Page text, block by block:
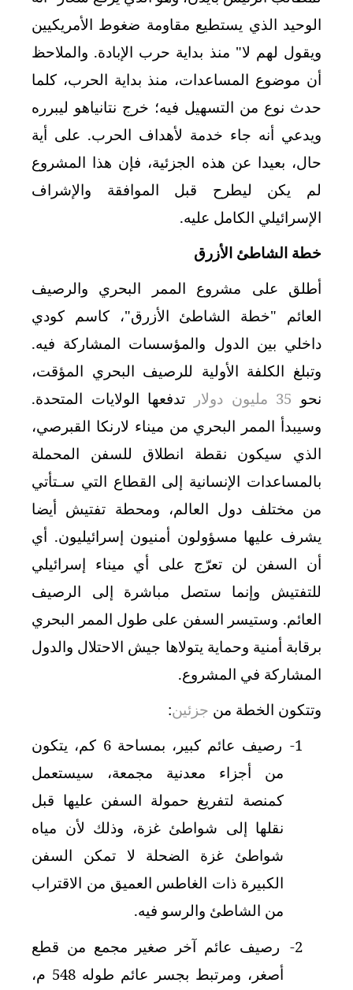
الوحيد الذي يستطيع مقاومة ضغوط الأمريكيين
ويقول لهم لا" منذ بداية حرب الإبادة. والملاحظ
أن موضوع المساعدات، منذ بداية الحرب، كلما
حدث نوع من التسهيل فيه؛ خرج نتانياهو ليبرره
ويدعي أنه جاء خدمة لأهداف الحرب. على أية
حال، بعيدا عن هذه الجزئية، فإن هذا المشروع
لم يكن ليطرح قبل الموافقة والإشراف
الإسرائيلي الكامل عليه.
خطة الشاطئ الأزرق
أطلق على مشروع الممر البحري والرصيف
العائم "خطة الشاطئ الأزرق"، كاسم كودي
داخلي بين الدول والمؤسسات المشاركة فيه.
وتبلغ الكلفة الأولية للرصيف البحري المؤقت،
نحو 35 مليون دولار
تدفعها الولايات المتحدة.
وسيبدأ الممر البحري من ميناء لارنكا القبرصي،
الذي سيكون نقطة انطلاق للسفن المحملة
بالمساعدات الإنسانية إلى القطاع التي سـتأتي
من مختلف دول العالم، ومحطة تفتيش أيضا
يشرف عليها مسؤولون أمنيون إسرائيليون. أي
أن السفن لن تعرّج على أي ميناء إسرائيلي
للتفتيش وإنما ستصل مباشرة إلى الرصيف
العائم. وستيسر السفن على طول الممر البحري
برقابة أمنية وحماية يتولاها جيش الاحتلال والدول
المشاركة في المشروع.
وتتكون الخطة من جزئين:
1-
رصيف عائم كبير، بمساحة 6 كم، يتكون
من أجزاء معدنية مجمعة، سيستعمل
كمنصة لتفريغ حمولة السفن عليها قبل
نقلها إلى شواطئ غزة، وذلك لأن مياه
شواطئ غزة الضحلة لا تمكن السفن
الكبيرة ذات الغاطس العميق من الاقتراب
من الشاطئ والرسو فيه.
2-
رصيف عائم آخر صغير مجمع من قطع
أصغر، ومرتبط بجسر عائم طوله 548 م،